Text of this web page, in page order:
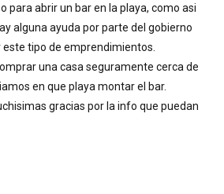
para abrir un bar en la playa, como asi
alguna ayuda por parte del gobierno
tipo de emprendimientos.
una casa seguramente cerca de
en que playa montar el bar.
gracias por la info que puedan